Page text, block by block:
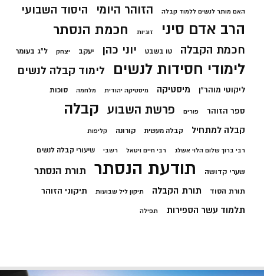
האם מותר לנשים ללמוד קבלה הזוהר היומי היסוד השבועי
הרב אדם סיני זוגיות חכמת הנסתר
חכמת הקבלה טו בשבט יוני כהן יעקב יצחק ל"ג בעומר
לימודי חסידות לנשים לימוד קבלה לנשים
ליקוטי מוהר"ן מיסטיקה מיסטיקה יהודית מלחמה סוכות
ספר הזוהר פורים פרשת השבוע קבלה
קבלה למתחיל קבלה מעשית קורונה קליפות
רבי ברוך שלום הלוי אשלג רבי חיים ויטאל רשבי שיעורי קבלה לנשים
שערי קדושה תודעת הנסתר תורת הנסתר
תורת הסוד תורת הקבלה תיקון ליל שבועות תיקוני הזוהר
תלמוד עשר הספירות תפילה